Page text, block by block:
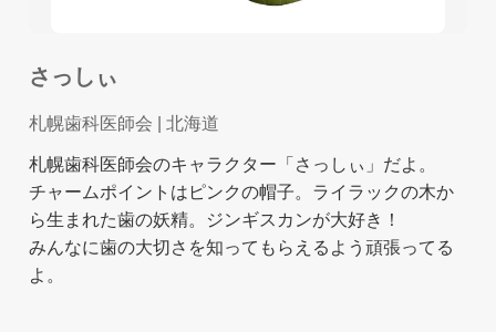
さっしぃ
札幌歯科医師会 | 北海道
札幌歯科医師会のキャラクター「さっしぃ」だよ。
チャームポイントはピンクの帽子。ライラックの木か
ら生まれた歯の妖精。ジンギスカンが大好き！
みんなに歯の大切さを知ってもらえるよう頑張ってる
よ。